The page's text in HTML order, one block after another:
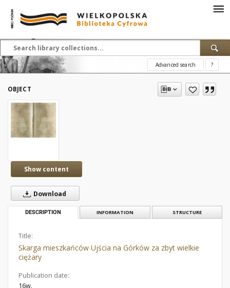
Advanced search ?
OBJECT
Show content
Download
DESCRIPTION INFORMATION STRUCTURE
Title:
Skarga mieszkańców Ujścia na Górków za zbyt wielkie
ciężary
Publication date:
16w.